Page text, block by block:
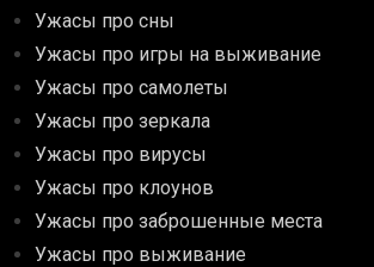
Ужасы про сны
Ужасы про игры на выживание
Ужасы про самолеты
Ужасы про зеркала
Ужасы про вирусы
Ужасы про клоунов
Ужасы про заброшенные места
Ужасы про выживание